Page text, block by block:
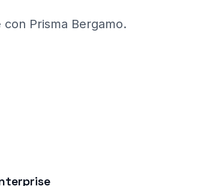
con Prisma Bergamo.